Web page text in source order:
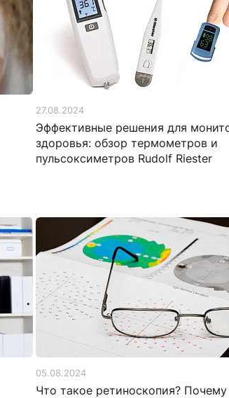
27.08.2024
Эффективные решения для
здоровья: обзор термометров и
пульсоксиметров Rudolf Riester
05.08.2024
Что такое ретиноскопия?